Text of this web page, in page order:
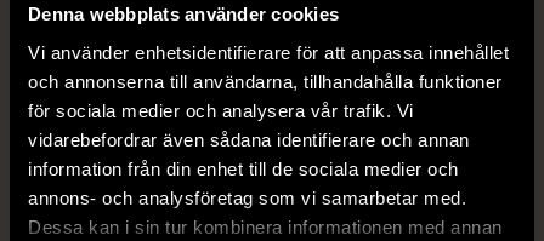
Denna webbplats använder cookies
Vi använder enhetsidentifierare för att anpassa innehållet
och annonserna till användarna, tillhandahålla funktioner
för sociala medier och analysera vår trafik. Vi
vidarebefordrar även sådana identifierare och annan
information från din enhet till de sociala medier och
annons- och analysföretag som vi samarbetar med.
Dessa kan i sin tur kombinera informationen med annan
Fri frakt på alla köp över 990 kr.
14 dagars ångerrät.